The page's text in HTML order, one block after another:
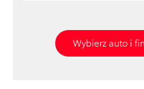
Wybierz auto i